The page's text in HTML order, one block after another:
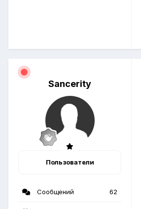
Sancerity
Пользователи
Сообщений 62